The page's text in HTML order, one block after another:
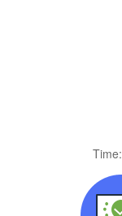
Time: